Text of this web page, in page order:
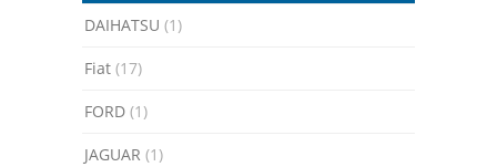
DAIHATSU (1)
Fiat (17)
FORD (1)
JAGUAR (1)